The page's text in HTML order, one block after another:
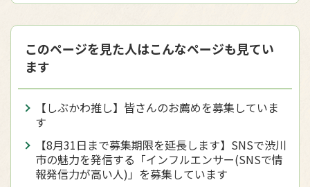
このページを見た人はこんなページも見てい
ます
【しぶかわ推し】皆さんのお薦めを募集していま
す
【8月31日まで募集期限を延長します】SNSで渋川
市の魅力を発信する「インフルエンサー(SNSで情
報発信力が高い人)」を募集しています